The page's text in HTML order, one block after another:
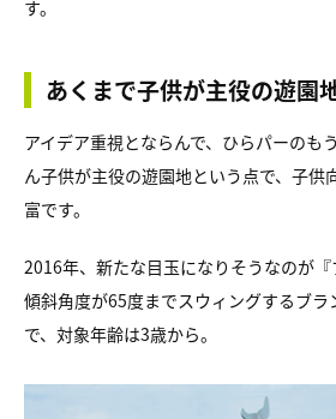
す。
あくまで子供が主役の遊園
アイデア重視とならんで、ひらパーのも
ん子供が主役の遊園地という点で、子供
富です。
2016年、新たな目玉になりそうなのが
傾斜角度が65度までスウィングするブラ
で、対象年齢は3歳から。